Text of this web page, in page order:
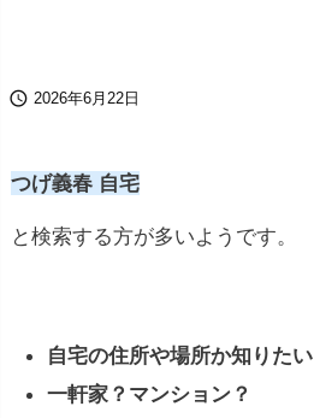
 2026年6月22日
つげ義春 自宅
と検索する方が多いようです。
自宅の住所や場所か知りたい
一軒家？マンション？